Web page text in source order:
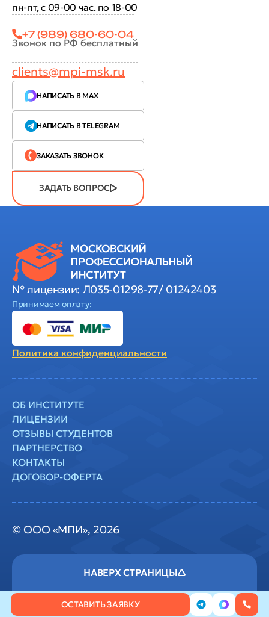
ОСТАВИТЬ ЗАЯВКУ
пн-пт, с 09-00 час. по 18-00
+7 (989) 680-60-04
Звонок по РФ бесплатный
clients@mpi-msk.ru
НАПИСАТЬ В MAX
НАПИСАТЬ В TELEGRAM
ЗАКАЗАТЬ ЗВОНОК
ЗАДАТЬ ВОПРОС
№ лицензии: Л035-01298-77/ 01242403
Принимаем оплату:
Политика конфиденциальности
© ООО «МПИ», 2026
ОБ ИНСТИТУТЕ
ЛИЦЕНЗИИ
ОТЗЫВЫ СТУДЕНТОВ
ПАРТНЕРСТВО
КОНТАКТЫ
ДОГОВОР-ОФЕРТА